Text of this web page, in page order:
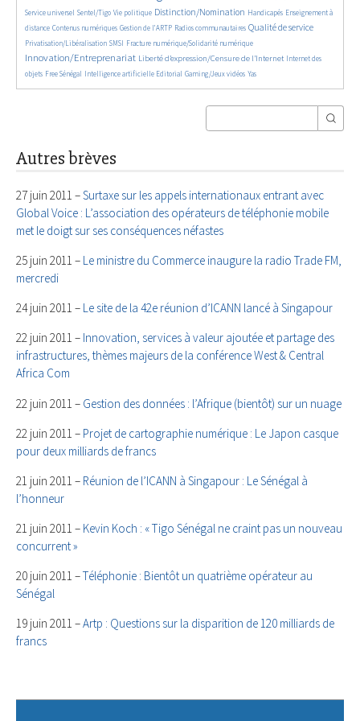
Service universel
666/5557 Sentel/Tigo
183/5557 Vie politique
2140/5557 Distinction/Nomination
34/5557 Handicapés
711/5557
Enseignement à
distance
853/5557Contenus numériques
595/5557 Gestion de l’ARTP
191/5557 Radios communautaires
2157/5557 Qualité de service
557/5557
Privatisation/Libéralisation
136/5557 SMSI
492/5557 Fracture numérique/Solidarité numérique
2787/5557
Innovation/Entreprenariat
1365/5557 Liberté d’expression/Censure de l’Internet
50/5557
Internet des
objets
174/5557Free Sénégal
879/5557 Intelligence artificielle
202/5557 Editorial
68/5557 Gaming/Jeux vidéos
28/5557 Yas
Autres brèves
27 juin 2011 –Surtaxe sur les appels internationaux entrant avec
Global Voice : L’association des opérateurs de téléphonie mobile
met le doigt sur ses conséquences néfastes
25 juin 2011 – Le ministre du Commerce inaugure la radio Trade FM,
mercredi
24 juin 2011 – Le site de la 42e réunion d’ICANN lancé à Singapour
22 juin 2011 – Innovation, services à valeur ajoutée et partage des
infrastructures, thèmes majeurs de la conférence West & Central
Africa Com
22 juin 2011 – Gestion des données : l’Afrique (bientôt) sur un nuage
22 juin 2011 – Projet de cartographie numérique : Le Japon casque
pour deux milliards de francs
21 juin 2011 – Réunion de l’ICANN à Singapour : Le Sénégal à
l’honneur
21 juin 2011 – Kevin Koch : « Tigo Sénégal ne craint pas un nouveau
concurrent »
20 juin 2011 –Téléphonie : Bientôt un quatrième opérateur au
Sénégal
19 juin 2011 –Artp : Questions sur la disparition de 120 milliards de
francs